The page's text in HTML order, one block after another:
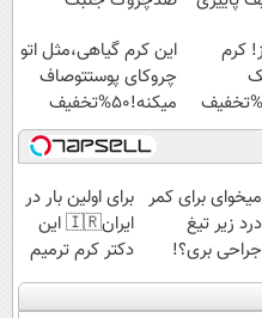
کرم
این کرم گیاهی،مثل اتو
چروکای پوستتوصاف
میکنه!50%تخفیف
میخوای برای کمر
درد زیر تیغ
جراحی بری؟!
◗پرسش‌نامه رو
پر کن◖
برای اولین بار در
ایران🇮🇷 این
دکتر کرم ترمیم
کننده 23 روزه
ساخت!